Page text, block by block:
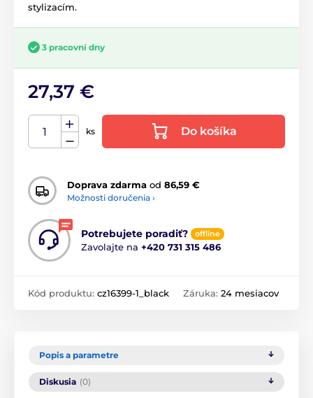
stylizacím.
3 pracovní dny
27,37 €
ks Do košíka
Doprava zdarma od 86,59 €
Možnosti doručenia ›
Potrebujete poradiť? offline
Zavolajte na +420 731 315 486
Kód produktu: cz16399-1_black Záruka: 24 mesiacov
Popis a parametre
Diskusia (0)